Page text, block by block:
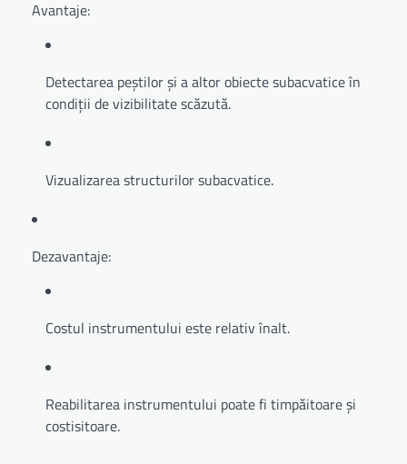
Avantaje:
Detectarea peștilor și a altor obiecte subacvatice în
condiții de vizibilitate scăzută.
Vizualizarea structurilor subacvatice.
Dezavantaje:
Costul instrumentului este relativ înalt.
Reabilitarea instrumentului poate fi timpăitoare și
costisitoare.